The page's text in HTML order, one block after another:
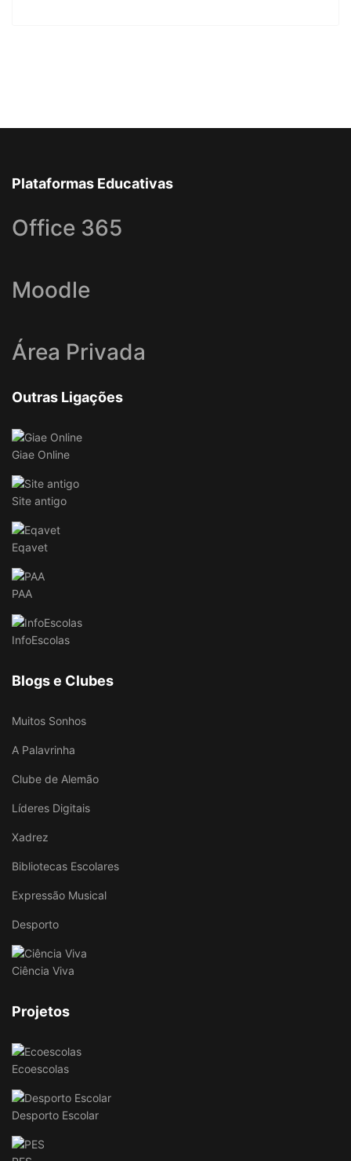
Plataformas Educativas
Office 365
Moodle
Área Privada
Outras Ligações
Giae Online
Site antigo
Eqavet
PAA
InfoEscolas
Blogs e Clubes
Muitos Sonhos
A Palavrinha
Clube de Alemão
Líderes Digitais
Xadrez
Bibliotecas Escolares
Expressão Musical
Desporto
Ciência Viva
Projetos
Ecoescolas
Desporto Escolar